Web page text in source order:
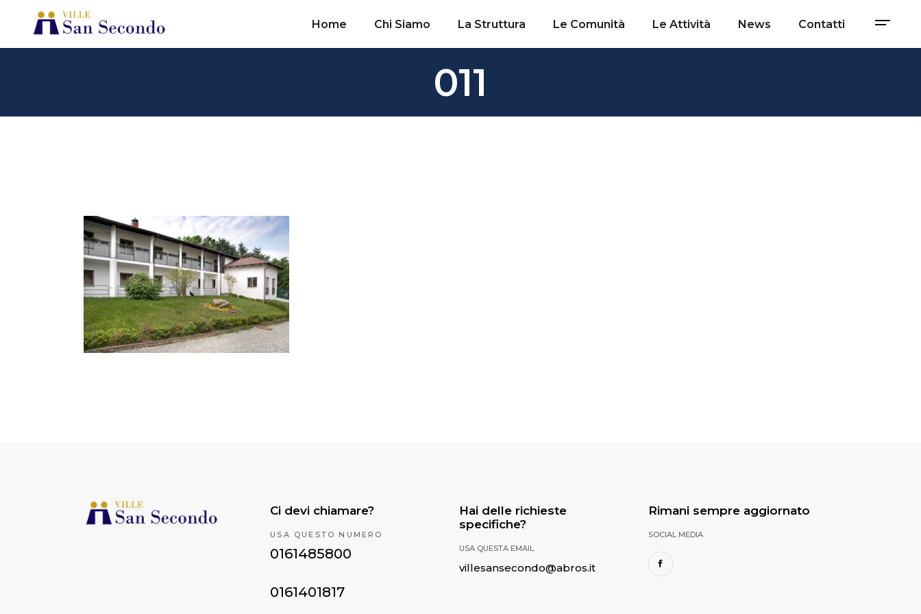
Home Chi Siamo La Struttura Le Comunità Le Attività News Contatti
011
Ci devi chiamare?
USA QUESTO NUMERO
0161485800
0161401817
Hai delle richieste
specifiche?
USA QUESTA EMAIL
villesansecondo@abros.it
Rimani sempre aggiornato
SOCIAL MEDIA